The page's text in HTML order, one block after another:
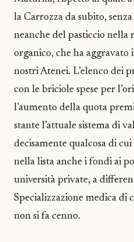
la Carrozza da subito,
neanche del pasticcio
organico, che ha aggravato
nostri Atenei. L’elenco dei
con le briciole spese per
l’aumento della quota
stante l’attuale sistema di
decisamente qualcosa di
nella lista anche i fondi ai
università private, a
Specializzazione medica di
non si fa cenno.